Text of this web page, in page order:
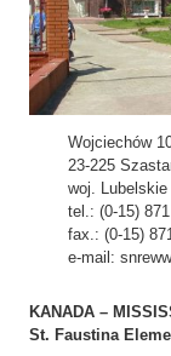
Wojciechów
23-225
woj. Lubelskie
tel.: (0-15)
fax.: (0-15)
e-mail:
KANADA –
St. Faustina